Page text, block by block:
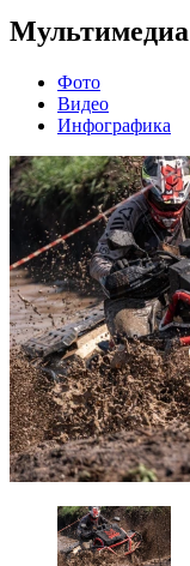
Мультимедиа
Фото
Видео
Инфографика